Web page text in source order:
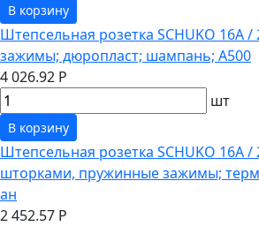
В корзину
Штепсельная розетка SCHUKO 16А
зажимы; дюропласт; шампань; A500
4 026.92 Р
шт
В корзину
Штепсельная розетка SCHUKO 16А
шторками, пружинные зажимы;
ан
2 452.57 Р